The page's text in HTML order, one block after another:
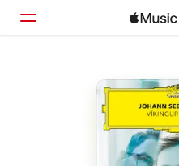
Explorar